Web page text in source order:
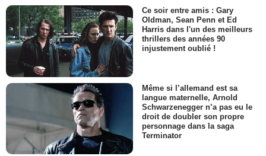
Ce soir entre amis : Gary
Oldman, Sean Penn et Ed
Harris dans l'un des meilleurs
thrillers des années 90
injustement oublié !
Même si l’allemand est sa
langue maternelle, Arnold
Schwarzenegger n’a pas eu le
droit de doubler son propre
personnage dans la saga
Terminator